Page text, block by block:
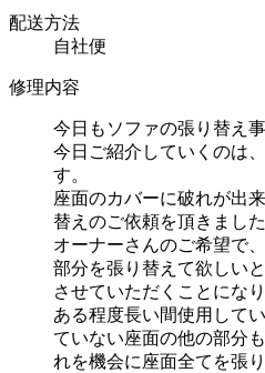
配送方法
自社便
修理内容
今日もソファの張り替え
今日ご紹介していくのは
す。
座面のカバーに破れが出
替えのご依頼を頂きました
オーナーさんのご希望で
部分を張り替えて欲しい
させていただくことになり
ある程度長い間使用して
ていない座面の他の部分
れを機会に座面全てを張